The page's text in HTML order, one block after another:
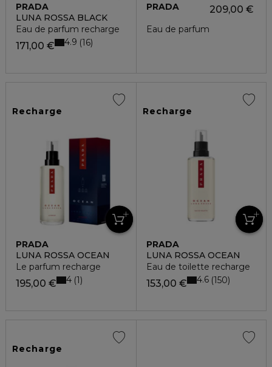
PRADA
LUNA ROSSA BLACK
Eau de parfum recharge
171,00 € 4.9 16
PRADA
Eau de parfum
209,00 €
Recharge
PRADA
LUNA ROSSA OCEAN
Le parfum recharge
195,00 € 4 1
Recharge
PRADA
LUNA ROSSA OCEAN
Eau de toilette recharge
153,00 € 4.6 150
Recharge